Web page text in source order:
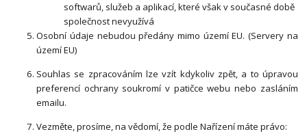
softwarů, služeb a aplikací, které však v současné době
společnost nevyužívá
Osobní údaje nebudou předány mimo území EU. (Servery na
území EU)
Souhlas se zpracováním lze vzít kdykoliv zpět, a to úpravou
preferencí ochrany soukromí v patičce webu nebo zasláním
emailu.
Vezměte, prosíme, na vědomí, že podle Nařízení máte právo: